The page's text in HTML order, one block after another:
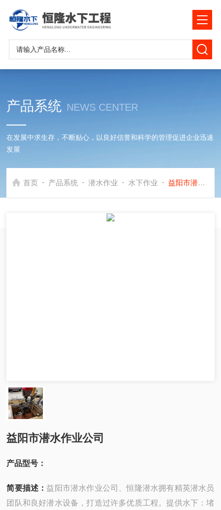
产品系统 NEWS CENTER
在发展中求生存，不断贴心，以良好信誉和科学的管理促进企业迅速
发展
首页 - 产品系统 - 潜水作业 - 水下作业 - 益阳市潜水作业公司
益阳市潜水作业公司
产品型号：
简要描述：益阳市潜水作业公司、恒隆潜水拥有精英潜水员
团队和良好潜水设备，打造过许多优质工程。提供水下：堵